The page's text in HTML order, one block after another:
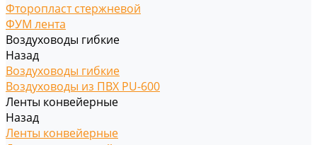
Фторопласт стержневой
ФУМ лента
Воздуховоды гибкие
Назад
Воздуховоды гибкие
Воздуховоды из ПВХ PU-600
Ленты конвейерные
Назад
Ленты конвейерные